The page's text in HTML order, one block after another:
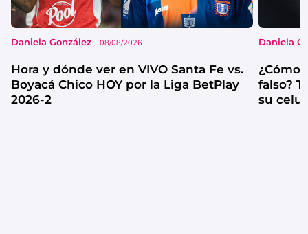
Daniela González 08/08/2026
Hora y dónde ver en VIVO Santa Fe vs.
Boyacá Chico HOY por la Liga BetPlay
2026-2
Daniela
¿Cómo
falso?
su